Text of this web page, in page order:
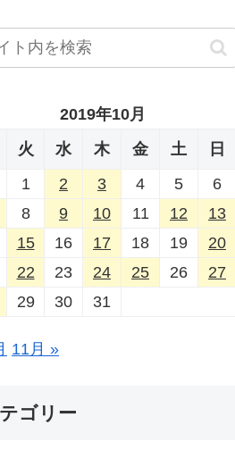
2019年10月
火 水 木 金 土
日
1
2 3 4 5
6
8 9 10 11 12
13
15 16 17 18 19
20
22 23 24 25 26
27
29 30 31
11月 »
ゴリー